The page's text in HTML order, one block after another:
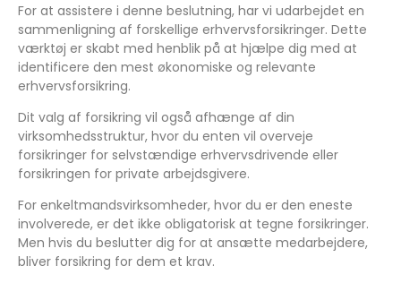
For at assistere i denne beslutning, har vi udarbejdet en
sammenligning af forskellige erhvervsforsikringer. Dette
værktøj er skabt med henblik på at hjælpe dig med at
identificere den mest økonomiske og relevante
erhvervsforsikring.
Dit valg af forsikring vil også afhænge af din
virksomhedsstruktur, hvor du enten vil overveje
forsikringer for selvstændige erhvervsdrivende eller
forsikringen for private arbejdsgivere.
For enkeltmandsvirksomheder, hvor du er den eneste
involverede, er det ikke obligatorisk at tegne forsikringer.
Men hvis du beslutter dig for at ansætte medarbejdere,
bliver forsikring for dem et krav.